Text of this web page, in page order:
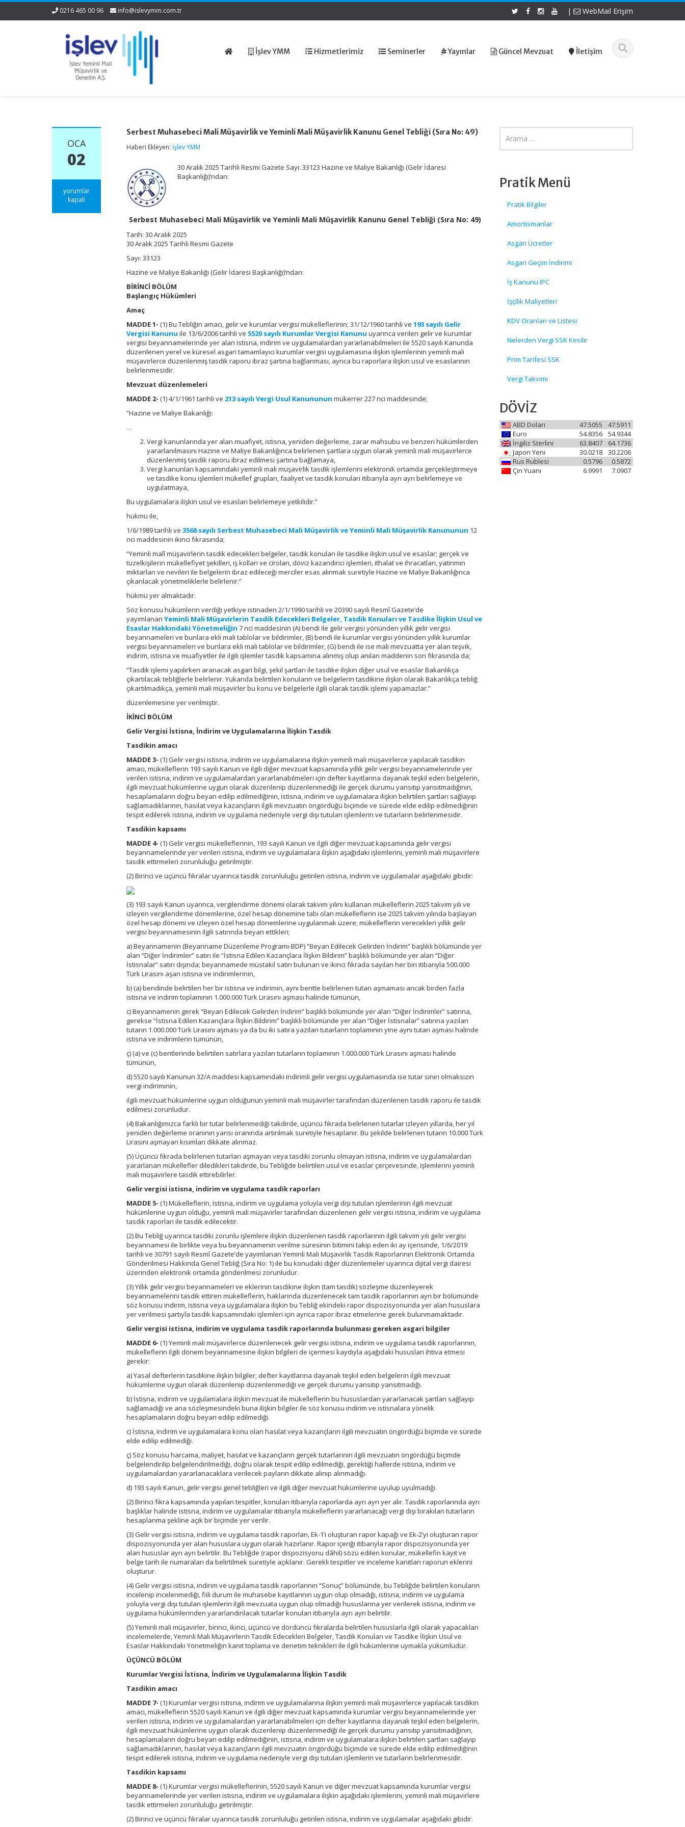
0216 465 00 96 info@islevymm.com.tr | WebMail Erişim
İşlev YMM Hizmetlerimiz Seminerler Yayınlar Güncel Mevzuat İletişim
OCA
02
Serbest
Muhasebeci
yorumlar
kapalı
Serbest Muhasebeci Mali Müşavirlik ve Yeminli Mali Müşavirlik Kanunu Genel Tebliği (Sıra No: 49)
Haberi Ekleyen: İşlev YMM
30 Aralık 2025 Tarihli Resmi Gazete Sayı: 33123 Hazine ve Maliye Bakanlığı (Gelir İdaresi
Başkanlığı)’ndan:
Serbest Muhasebeci Mali Müşavirlik ve Yeminli Mali Müşavirlik Kanunu Genel Tebliği (Sıra No: 49)
Tarih:30 Aralık 2025
30 Aralık 2025 Tarihli Resmi Gazete
Sayı: 33123
Hazine ve Maliye Bakanlığı (Gelir İdaresi Başkanlığı)’ndan:
BİRİNCİ BÖLÜM
Başlangıç Hükümleri
Amaç
MADDE 1- (1) Bu Tebliğin amacı, gelir ve kurumlar vergisi mükelleflerinin; 31/12/1960 tarihli ve193 sayılı Gelir
Vergisi Kanunu ile 13/6/2006 tarihli ve 5520 sayılı Kurumlar Vergisi Kanunu uyarınca verilen gelir ve kurumlar
vergisi beyannamelerinde yer alan istisna, indirim ve uygulamalardan yararlanabilmeleri ile 5520 sayılı Kanunda
düzenlenen yerel ve küresel asgari tamamlayıcı kurumlar vergisi uygulamasına ilişkin işlemlerinin yeminli mali
müşavirlerce düzenlenmiş tasdik raporu ibraz şartına bağlanması, ayrıca bu raporlara ilişkin usul ve esaslarının
belirlenmesidir.
Mevzuat düzenlemeleri
MADDE 2- (1) 4/1/1961 tarihli ve 213 sayılı Vergi Usul Kanununun mükerrer 227 nci maddesinde;
“Hazine ve Maliye Bakanlığı:
…
Vergi kanunlarında yer alan muafiyet, istisna, yeniden değerleme, zarar mahsubu ve benzeri hükümlerden
yararlanılmasını Hazine ve Maliye Bakanlığınca belirlenen şartlara uygun olarak yeminli mali müşavirlerce
düzenlenmiş tasdik raporu ibraz edilmesi şartına bağlamaya,
Vergi kanunları kapsamındaki yeminli mali müşavirlik tasdik işlemlerini elektronik ortamda gerçekleştirmeye
ve tasdike konu işlemleri mükellef grupları, faaliyet ve tasdik konuları itibarıyla ayrı ayrı belirlemeye ve
uygulatmaya,
Bu uygulamalara ilişkin usul ve esasları belirlemeye yetkilidir.”
hükmü ile,
1/6/1989 tarihli ve3568 sayılı Serbest Muhasebeci Mali Müşavirlik ve Yeminli Mali Müşavirlik Kanununun 12
nci maddesinin ikinci fıkrasında;
“Yeminli malî müşavirlerin tasdik edecekleri belgeler, tasdik konuları ile tasdike ilişkin usul ve esaslar; gerçek ve
tüzelkişilerin mükellefiyet şekilleri, iş kolları ve ciroları, döviz kazandırıcı işlemleri, ithalat ve ihracatları, yatırımın
miktarları ve nevileri ile belgelerin ibraz edileceği merciler esas alınmak suretiyle Hazine ve Maliye Bakanlığınca
çıkarılacak yönetmeliklerle belirlenir.”
hükmü yer almaktadır.
Söz konusu hükümlerin verdiği yetkiye istinaden 2/1/1990 tarihli ve 20390 sayılı Resmî Gazete’de
yayımlananYeminli Mali Müşavirlerin Tasdik Edecekleri Belgeler, Tasdik Konuları ve Tasdike İlişkin Usul ve
Esaslar Hakkındaki Yönetmeliğin 7 nci maddesinin (A) bendi ile gelir vergisi yönünden yıllık gelir vergisi
beyannameleri ve bunlara ekli mali tablolar ve bildirimler, (B) bendi ile kurumlar vergisi yönünden yıllık kurumlar
vergisi beyannameleri ve bunlara ekli mali tablolar ve bildirimler, (G) bendi ile ise mali mevzuatta yer alan teşvik,
indirim, istisna ve muafiyetler ile ilgili işlemler tasdik kapsamına alınmış olup anılan maddenin son fıkrasında da;
“Tasdik işlemi yapılırken aranacak asgari bilgi, şekil şartları ile tasdike ilişkin diğer usul ve esaslar Bakanlıkça
çıkartılacak tebliğlerle belirlenir. Yukarıda belirtilen konuların ve belgelerin tasdikine ilişkin olarak Bakanlıkça tebliğ
çıkartılmadıkça, yeminli mali müşavirler bu konu ve belgelerle ilgili olarak tasdik işlemi yapamazlar.”
düzenlemesine yer verilmiştir.
İKİNCİ BÖLÜM
Gelir Vergisi İstisna, İndirim ve Uygulamalarına İlişkin Tasdik
Tasdikin amacı
MADDE 3- (1) Gelir vergisi istisna, indirim ve uygulamalarına ilişkin yeminli mali müşavirlerce yapılacak tasdikin
amacı, mükelleflerin 193 sayılı Kanun ve ilgili diğer mevzuat kapsamında yıllık gelir vergisi beyannamelerinde yer
verilen istisna, indirim ve uygulamalardan yararlanabilmeleri için defter kayıtlarına dayanak teşkil eden belgelerin,
ilgili mevzuat hükümlerine uygun olarak düzenlenip düzenlenmediği ile gerçek durumu yansıtıp yansıtmadığının,
hesaplamaların doğru beyan edilip edilmediğinin, istisna, indirim ve uygulamalara ilişkin belirtilen şartları sağlayıp
sağlamadıklarının, hasılat veya kazançların ilgili mevzuatın öngördüğü biçimde ve sürede elde edilip edilmediğinin
tespit edilerek istisna, indirim ve uygulama nedeniyle vergi dışı tutulan işlemlerin ve tutarların belirlenmesidir.
Tasdikin kapsamı
MADDE 4- (1) Gelir vergisi mükelleflerinin, 193 sayılı Kanun ve ilgili diğer mevzuat kapsamında gelir vergisi
beyannamelerinde yer verilen istisna, indirim ve uygulamalara ilişkin aşağıdaki işlemlerini, yeminli mali müşavirlere
tasdik ettirmeleri zorunluluğu getirilmiştir.
(2) Birinci ve üçüncü fıkralar uyarınca tasdik zorunluluğu getirilen istisna, indirim ve uygulamalar aşağıdaki gibidir:
(3) 193 sayılı Kanun uyarınca, vergilendirme dönemi olarak takvim yılını kullanan mükelleflerin 2025 takvim yılı ve
izleyen vergilendirme dönemlerine, özel hesap dönemine tabi olan mükelleflerin ise 2025 takvim yılında başlayan
özel hesap dönemi ve izleyen özel hesap dönemlerine uygulanmak üzere; mükelleflerin verecekleri yıllık gelir
vergisi beyannamesinin ilgili satırında beyan ettikleri;
a) Beyannamenin (Beyanname Düzenleme Programı-BDP) “Beyan Edilecek Gelirden İndirim” başlıklı bölümünde yer
alan “Diğer İndirimler” satırı ile “İstisna Edilen Kazançlara İlişkin Bildirim” başlıklı bölümünde yer alan “Diğer
İstisnalar” satırı dışında; beyannamede müstakil satırı bulunan ve ikinci fıkrada sayılan her biri itibarıyla 500.000
Türk Lirasını aşan istisna ve indirimlerinin,
b) (a) bendinde belirtilen her bir istisna ve indirimin, aynı bentte belirlenen tutarı aşmaması ancak birden fazla
istisna ve indirim toplamının 1.000.000 Türk Lirasını aşması halinde tümünün,
c) Beyannamenin gerek “Beyan Edilecek Gelirden İndirim” başlıklı bölümünde yer alan “Diğer İndirimler” satırına,
gerekse “İstisna Edilen Kazançlara İlişkin Bildirim” başlıklı bölümünde yer alan “Diğer İstisnalar” satırına yazılan
tutarın 1.000.000 Türk Lirasını aşması ya da bu iki satıra yazılan tutarların toplamının yine aynı tutarı aşması halinde
istisna ve indirimlerin tümünün,
ç) (a) ve (c) bentlerinde belirtilen satırlara yazılan tutarların toplamının 1.000.000 Türk Lirasını aşması halinde
tümünün,
d) 5520 sayılı Kanunun 32/A maddesi kapsamındaki indirimli gelir vergisi uygulamasında ise tutar sınırı olmaksızın
vergi indiriminin,
ilgili mevzuat hükümlerine uygun olduğunun yeminli mali müşavirler tarafından düzenlenen tasdik raporu ile tasdik
edilmesi zorunludur.
(4) Bakanlığımızca farklı bir tutar belirlenmediği takdirde, üçüncü fıkrada belirlenen tutarlar izleyen yıllarda, her yıl
yeniden değerleme oranının yarısı oranında artırılmak suretiyle hesaplanır. Bu şekilde belirlenen tutarın 10.000 Türk
Lirasını aşmayan kısımları dikkate alınmaz.
(5) Üçüncü fıkrada belirlenen tutarları aşmayan veya tasdiki zorunlu olmayan istisna, indirim ve uygulamalardan
yararlanan mükellefler diledikleri takdirde, bu Tebliğde belirtilen usul ve esaslar çerçevesinde, işlemlerini yeminli
mali müşavirlere tasdik ettirebilirler.
Gelir vergisi istisna, indirim ve uygulama tasdik raporları
MADDE 5- (1) Mükelleflerin, istisna, indirim ve uygulama yoluyla vergi dışı tutulan işlemlerinin ilgili mevzuat
hükümlerine uygun olduğu, yeminli mali müşavirler tarafından düzenlenen gelir vergisi istisna, indirim ve uygulama
tasdik raporları ile tasdik edilecektir.
(2) Bu Tebliğ uyarınca tasdiki zorunlu işlemlere ilişkin düzenlenen tasdik raporlarının ilgili takvim yılı gelir vergisi
beyannamesi ile birlikte veya bu beyannamenin verilme süresinin bitimini takip eden iki ay içerisinde, 1/6/2019
tarihli ve 30791 sayılı Resmî Gazete’de yayımlanan Yeminli Mali Müşavirlik Tasdik Raporlarının Elektronik Ortamda
Gönderilmesi Hakkında Genel Tebliğ (Sıra No: 1) ile bu konudaki diğer düzenlemeler uyarınca dijital vergi dairesi
üzerinden elektronik ortamda gönderilmesi zorunludur.
(3) Yıllık gelir vergisi beyannameleri ve eklerinin tasdikine ilişkin (tam tasdik) sözleşme düzenleyerek
beyannamelerini tasdik ettiren mükelleflerin, haklarında düzenlenecek tam tasdik raporlarının ayrı bir bölümünde
söz konusu indirim, istisna veya uygulamalara ilişkin bu Tebliğ ekindeki rapor dispozisyonunda yer alan hususlara
yer verilmesi şartıyla tasdik kapsamındaki işlemleri için ayrıca rapor ibraz etmelerine gerek bulunmamaktadır.
Gelir vergisi istisna, indirim ve uygulama tasdik raporlarında bulunması gereken asgari bilgiler
MADDE 6- (1) Yeminli mali müşavirlerce düzenlenecek gelir vergisi istisna, indirim ve uygulama tasdik raporlarının,
mükelleflerin ilgili dönem beyannamesine ilişkin bilgileri de içermesi kaydıyla aşağıdaki hususları ihtiva etmesi
gerekir:
a) Yasal defterlerin tasdikine ilişkin bilgiler; defter kayıtlarına dayanak teşkil eden belgelerin ilgili mevzuat
hükümlerine uygun olarak düzenlenip düzenlenmediği ve gerçek durumu yansıtıp yansıtmadığı.
b) İstisna, indirim ve uygulamalara ilişkin mevzuat ile mükelleflerin bu hususlardan yararlanacak şartları sağlayıp
sağlamadığı ve ana sözleşmesindeki buna ilişkin bilgiler ile söz konusu indirim ve istisnalara yönelik
hesaplamaların doğru beyan edilip edilmediği.
c) İstisna, indirim ve uygulamalara konu olan hasılat veya kazançların ilgili mevzuatın öngördüğü biçimde ve sürede
elde edilip edilmediği.
ç) Söz konusu harcama, maliyet, hasılat ve kazançların gerçek tutarlarının ilgili mevzuatın öngördüğü biçimde
belgelendirilip belgelendirilmediği, doğru olarak tespit edilip edilmediği, gerektiği hallerde istisna, indirim ve
uygulamalardan yararlanacaklara verilecek payların dikkate alınıp alınmadığı.
d) 193 sayılı Kanun, gelir vergisi genel tebliğleri ve ilgili diğer mevzuat hükümlerine uyulup uyulmadığı.
(2) Birinci fıkra kapsamında yapılan tespitler, konuları itibarıyla raporlarda ayrı ayrı yer alır. Tasdik raporlarında ayrı
başlıklar halinde istisna, indirim ve uygulamalar itibarıyla mükelleflerin yararlanacağı vergi dışı bırakılan tutarların
hesaplanma şekline açık bir biçimde yer verilir.
(3) Gelir vergisi istisna, indirim ve uygulama tasdik raporları, Ek-1’i oluşturan rapor kapağı ve Ek-2’yi oluşturan rapor
dispozisyonunda yer alan hususlara uygun olarak hazırlanır. Rapor içeriği itibarıyla rapor dispozisyonunda yer
alan hususlar ayrı ayrı belirtilir. Bu Tebliğde (rapor dispozisyonu dâhil) sözü edilen konular, mükellefin kayıt ve
belge tarih ile numaraları da belirtilmek suretiyle açıklanır. Gerekli tespitler ve inceleme kanıtları raporun eklerini
oluşturur.
(4) Gelir vergisi istisna, indirim ve uygulama tasdik raporlarının “Sonuç” bölümünde, bu Tebliğde belirtilen konuların
incelenip incelenmediği, fiili durum ile muhasebe kayıtlarının uygun olup olmadığı, istisna, indirim ve uygulama
yoluyla vergi dışı tutulan işlemlerin ilgili mevzuata uygun olup olmadığı hususlarına yer verilerek istisna, indirim ve
uygulama hükümlerinden yararlandırılacak tutarlar konuları itibarıyla ayrı ayrı belirtilir.
(5) Yeminli mali müşavirler, birinci, ikinci, üçüncü ve dördüncü fıkralarda belirtilen hususlarla ilgili olarak yapacakları
incelemelerde, Yeminli Mali Müşavirlerin Tasdik Edecekleri Belgeler, Tasdik Konuları ve Tasdike İlişkin Usul ve
Esaslar Hakkındaki Yönetmeliğin kanıt toplama ve denetim teknikleri ile ilgili hükümlerine uymakla yükümlüdür.
ÜÇÜNCÜ BÖLÜM
Kurumlar Vergisi İstisna, İndirim ve Uygulamalarına İlişkin Tasdik
Tasdikin amacı
MADDE 7- (1) Kurumlar vergisi istisna, indirim ve uygulamalarına ilişkin yeminli mali müşavirlerce yapılacak tasdikin
amacı, mükelleflerin 5520 sayılı Kanun ve ilgili diğer mevzuat kapsamında kurumlar vergisi beyannamelerinde yer
verilen istisna, indirim ve uygulamalardan yararlanabilmeleri için defter kayıtlarına dayanak teşkil eden belgelerin,
ilgili mevzuat hükümlerine uygun olarak düzenlenip düzenlenmediği ile gerçek durumu yansıtıp yansıtmadığının,
hesaplamaların doğru beyan edilip edilmediğinin, istisna, indirim ve uygulamalara ilişkin belirtilen şartları sağlayıp
sağlamadıklarının, hasılat veya kazançların ilgili mevzuatın öngördüğü biçimde ve sürede elde edilip edilmediğinin
tespit edilerek istisna, indirim ve uygulama nedeniyle vergi dışı tutulan işlemlerin ve tutarların belirlenmesidir.
Tasdikin kapsamı
MADDE 8- (1) Kurumlar vergisi mükelleflerinin, 5520 sayılı Kanun ve diğer mevzuat kapsamında kurumlar vergisi
beyannamelerinde yer verilen istisna, indirim ve uygulamalara ilişkin aşağıdaki işlemlerini, yeminli mali müşavirlere
tasdik ettirmeleri zorunluluğu getirilmiştir.
(2) Birinci ve üçüncü fıkralar uyarınca tasdik zorunluluğu getirilen istisna, indirim ve uygulamalar aşağıdaki gibidir.
Pratik Menü
Pratik Bilgiler
Amortismanlar
Asgari Ücretler
Asgari Geçim İndirimi
İş Kanunu IPC
İşçilik Maliyetleri
KDV Oranları ve Listesi
Nelerden Vergi SSK Kesilir
Prim Tarifesi SSK
Vergi Takvimi
DÖVİZ
ABD Doları 47.5911
47.5055
Euro
54.9344
54.8356
İngiliz Sterlini
64.1736
63.8407
Japon Yeni
30.2206
30.0218
Rus Rublesi
0.5872
0.5796
Çin Yuanı
7.0907
6.9991